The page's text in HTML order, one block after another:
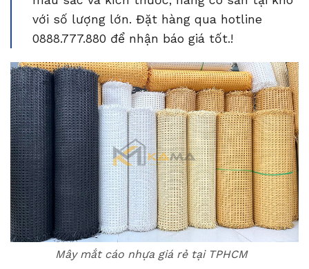
với số lượng lớn. Đặt hàng qua hotline
0888.777.880 để nhận báo giá tốt.!
Mây mắt cáo nhựa giá rẻ tại TPHCM